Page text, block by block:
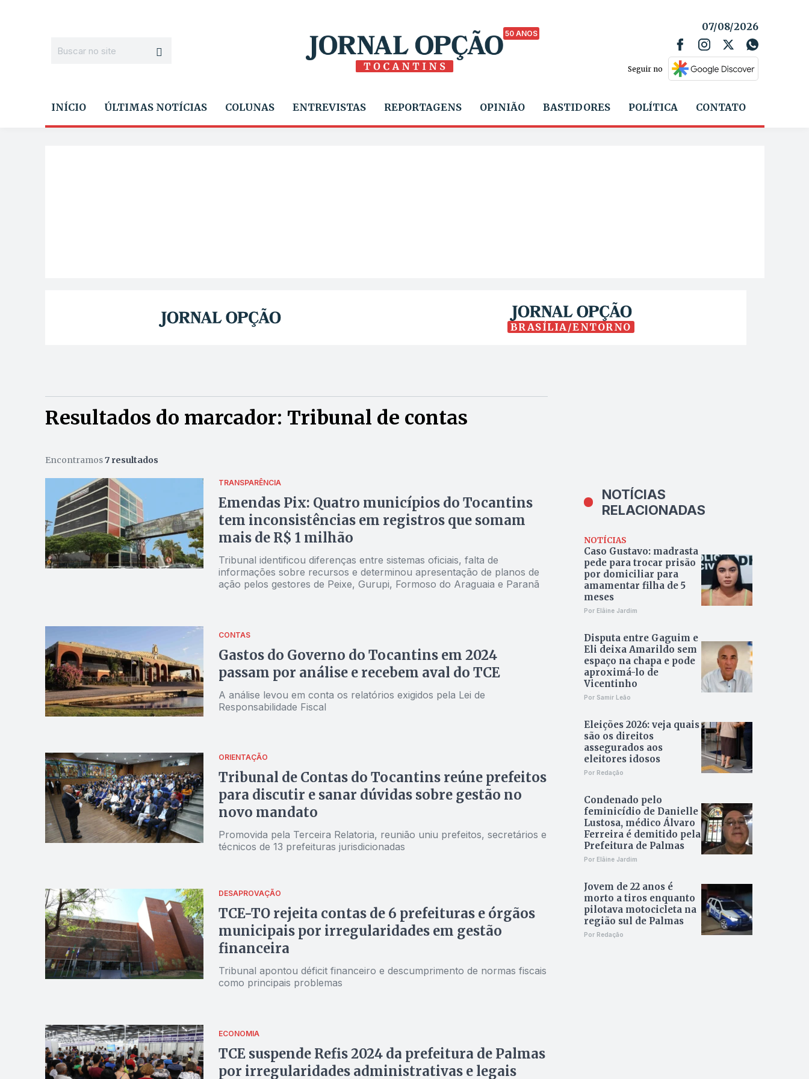
50 ANOS
07/08/2026
Seguir no
INÍCIO ÚLTIMAS NOTÍCIAS COLUNAS ENTREVISTAS REPORTAGENS OPINIÃO BASTIDORES POLÍTICA CONTATO
BRASÍLIA/ENTORNO
Resultados do marcador: Tribunal de contas
Encontramos7 resultados
TRANSPARÊNCIA
Emendas Pix: Quatro municípios do Tocantins
tem inconsistências em registros que somam
mais de R$ 1 milhão
Tribunal identificou diferenças entre sistemas oficiais, falta de
informações sobre recursos e determinou apresentação de planos de
ação pelos gestores de Peixe, Gurupi, Formoso do Araguaia e Paranã
CONTAS
Gastos do Governo do Tocantins em 2024
passam por análise e recebem aval do TCE
A análise levou em conta os relatórios exigidos pela Lei de
Responsabilidade Fiscal
ORIENTAÇÃO
Tribunal de Contas do Tocantins reúne prefeitos
para discutir e sanar dúvidas sobre gestão no
novo mandato
Promovida pela Terceira Relatoria, reunião uniu prefeitos, secretários e
técnicos de 13 prefeituras jurisdicionadas
DESAPROVAÇÃO
TCE-TO rejeita contas de 6 prefeituras e órgãos
municipais por irregularidades em gestão
financeira
Tribunal apontou déficit financeiro e descumprimento de normas fiscais
como principais problemas
ECONOMIA
TCE suspende Refis 2024 da prefeitura de Palmas
por irregularidades administrativas e legais
NOTÍCIAS
RELACIONADAS
NOTÍCIAS
Caso Gustavo: madrasta
pede para trocar prisão
por domiciliar para
amamentar filha de 5
meses
Por Elâine Jardim
Disputa entre Gaguim e
Eli deixa Amarildo sem
espaço na chapa e pode
aproximá-lo de
Vicentinho
Por Samir Leão
Eleições 2026: veja quais
são os direitos
assegurados aos
eleitores idosos
Por Redação
Condenado pelo
feminicídio de Danielle
Lustosa, médico Álvaro
Ferreira é demitido pela
Prefeitura de Palmas
Por Elâine Jardim
Jovem de 22 anos é
morto a tiros enquanto
pilotava motocicleta na
região sul de Palmas
Por Redação